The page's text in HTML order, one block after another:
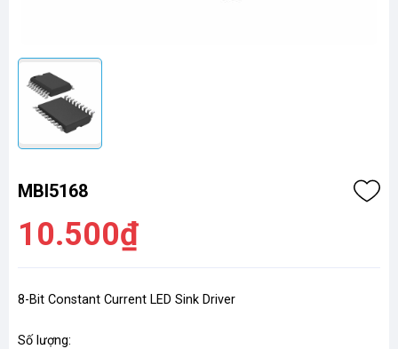
MBI5168
10.500₫
8-Bit Constant Current LED Sink Driver
Số lượng: